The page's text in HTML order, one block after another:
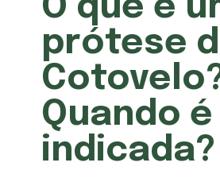
O que é
prótese
Quando é
indicada?